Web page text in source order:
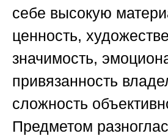
себе высокую
ценность,
значимость,
привязанность
сложность
Предметом